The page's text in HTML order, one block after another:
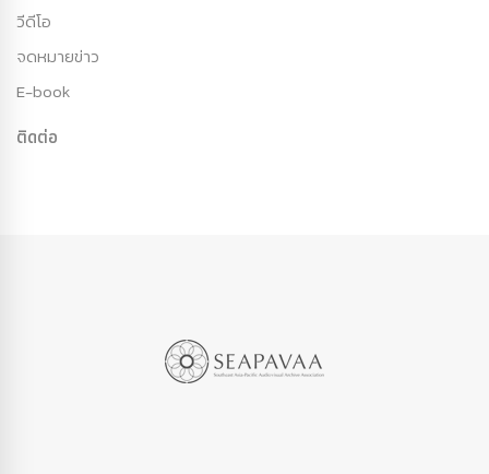
วีดีโอ
จดหมายข่าว
E-book
ติดต่อ